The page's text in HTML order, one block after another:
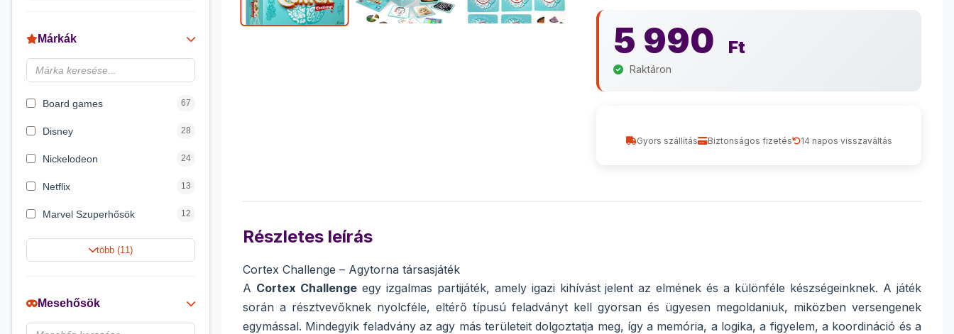
Spin Master
Delta Vision 28
Márkák
Board games 67
Disney 28
Nickelodeon 24
Netflix 13
Marvel Szuperhősök 12
Rubik bűvös kocka 10
Noris
Disney hercegnők 6
több (11)
Mesehősök
5 990 Ft
Raktáron
Gyors szállítás Biztonságos fizetés 14 napos visszaváltás
Részletes leírás
Cortex Challenge – Agytorna társasjáték
A Cortex Challengeegy izgalmas partijáték, amely igazi kihívást jelent az elmének és a különféle készségeinknek. A játék
során a résztvevőknek nyolcféle, eltérő típusú feladványt kell gyorsan és ügyesen megoldaniuk, miközben versengenek
egymással. Mindegyik feladvány az agy más területeit dolgoztatja meg, így a memória, a logika, a figyelem, a koordináció és a